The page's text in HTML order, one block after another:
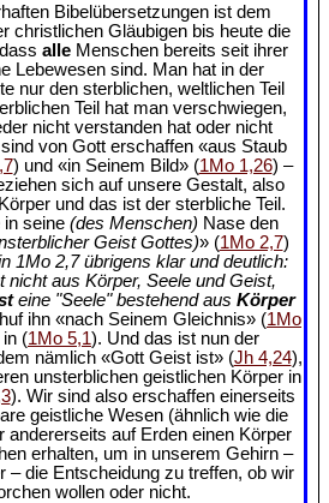
Bibelübersetzungen ist dem
christlichen Gläubigen bis heute die
alle Menschen bereits seit ihrer
Lebewesen sind. Man hat in der
nur den sterblichen, weltlichen Teil
Teil hat man verschwiegen,
nicht verstanden hat oder nicht
von Gott erschaffen «aus Staub
) und «in Seinem Bild» (1Mo 1,26) –
sich auf unsere Gestalt, also
und das ist der sterbliche Teil.
in seine (des Menschen) Nase den
Geist Gottes)» (1Mo 2,7)
1Mo 2,7 übrigens klar und deutlich:
nicht aus Körper, Seele und Geist,
eine "Seele" bestehend aus Körper
ihn «nach Seinem Gleichnis» (1Mo
in (1Mo 5,1). Und das ist nun der
nämlich «Gott Geist ist» (Jh 4,24),
unsterblichen geistlichen Körper in
). Wir sind also erschaffen einerseits
geistliche Wesen (ähnlich wie die
andererseits auf Erden einen Körper
erhalten, um in unserem Gehirn –
– die Entscheidung zu treffen, ob wir
wollen oder nicht.